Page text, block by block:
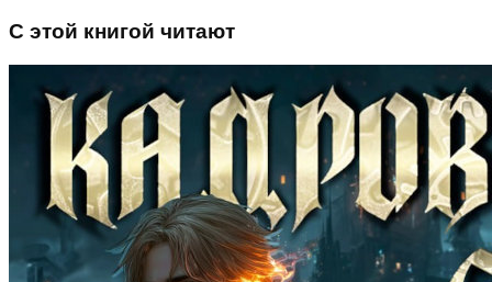
С этой книгой читают